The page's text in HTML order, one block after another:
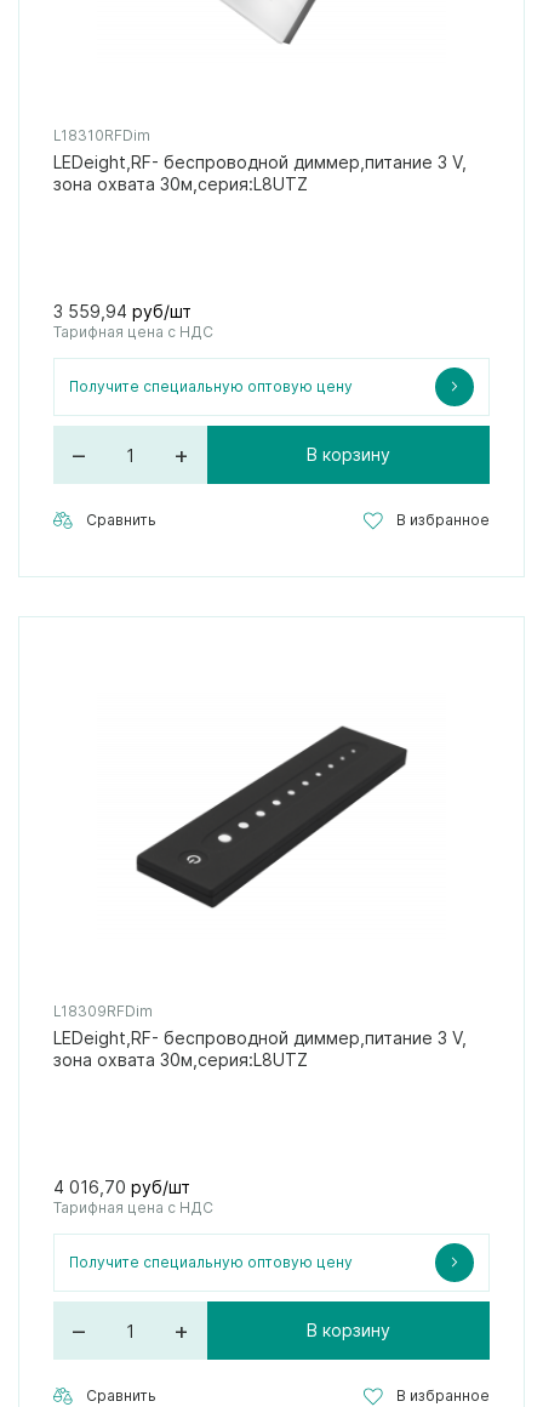
L18310RFDim
LEDeight,RF- беспроводной диммер,питание 3 V,
зона охвата 30м,серия:L8UTZ
3 559,94 руб/шт
Тарифная цена с НДС
Получите специальную оптовую цену
– + В корзину
Сравнить В избранное
L18309RFDim
LEDeight,RF- беспроводной диммер,питание 3 V,
зона охвата 30м,серия:L8UTZ
4 016,70 руб/шт
Тарифная цена с НДС
Получите специальную оптовую цену
– + В корзину
Сравнить В избранное